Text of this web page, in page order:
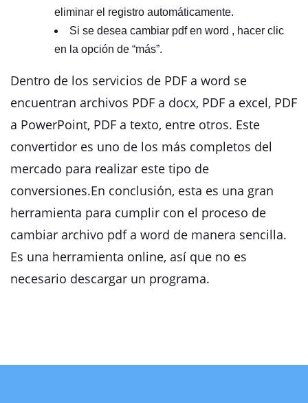
eliminar el registro automáticamente.
Si se desea cambiar pdf en word , hacer clic
en la opción de “más”.
Dentro de los servicios de PDF a word se
encuentran archivos PDF a docx, PDF a excel, PDF
a PowerPoint, PDF a texto, entre otros. Este
convertidor es uno de los más completos del
mercado para realizar este tipo de
conversiones.En conclusión, esta es una gran
herramienta para cumplir con el proceso de
cambiar archivo pdf a word de manera sencilla.
Es una herramienta online, así que no es
necesario descargar un programa.